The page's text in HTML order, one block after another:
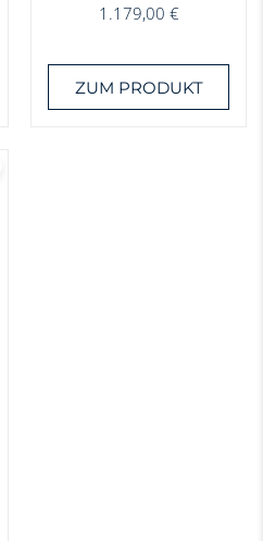
1.179,00 €
ZUM PRODUKT